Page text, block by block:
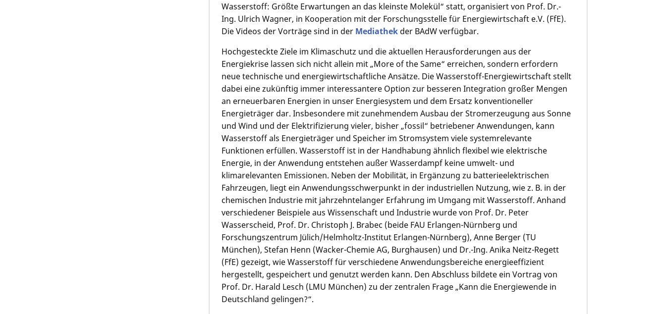
Wasserstoff: Größte Erwartungen an das kleinste Molekül“ statt, organisiert von Prof. Dr.-
Ing. Ulrich Wagner, in Kooperation mit der Forschungsstelle für Energiewirtschaft e.V. (FfE).
Die Videos der Vorträge sind in der Mediathek der BAdW verfügbar.
Hochgesteckte Ziele im Klimaschutz und die aktuellen Herausforderungen aus der
Energiekrise lassen sich nicht allein mit „More of the Same“ erreichen, sondern erfordern
neue technische und energiewirtschaftliche Ansätze. Die Wasserstoff-Energiewirtschaft stellt
dabei eine zukünftig immer interessantere Option zur besseren Integration großer Mengen
an erneuerbaren Energien in unser Energiesystem und dem Ersatz konventioneller
Energieträger dar. Insbesondere mit zunehmendem Ausbau der Stromerzeugung aus Sonne
und Wind und der Elektrifizierung vieler, bisher „fossil“ betriebener Anwendungen, kann
Wasserstoff als Energieträger und Speicher im Stromsystem viele systemrelevante
Funktionen erfüllen. Wasserstoff ist in der Handhabung ähnlich flexibel wie elektrische
Energie, in der Anwendung entstehen außer Wasserdampf keine umwelt- und
klimarelevanten Emissionen. Neben der Mobilität, in Ergänzung zu batterieelektrischen
Fahrzeugen, liegt ein Anwendungsschwerpunkt in der industriellen Nutzung, wie z. B. in der
chemischen Industrie mit jahrzehntelanger Erfahrung im Umgang mit Wasserstoff. Anhand
verschiedener Beispiele aus Wissenschaft und Industrie wurde von Prof. Dr. Peter
Wasserscheid, Prof. Dr. Christoph J. Brabec (beide FAU Erlangen-Nürnberg und
Forschungszentrum Jülich/Helmholtz-Institut Erlangen-Nürnberg), Anne Berger (TU
München), Stefan Henn (Wacker-Chemie AG, Burghausen) und Dr.-Ing. Anika Neitz-Regett
(FfE) gezeigt, wie Wasserstoff für verschiedene Anwendungsbereiche energieeffizient
hergestellt, gespeichert und genutzt werden kann. Den Abschluss bildete ein Vortrag von
Prof. Dr. Harald Lesch (LMU München) zu der zentralen Frage „Kann die Energiewende in
Deutschland gelingen?“.